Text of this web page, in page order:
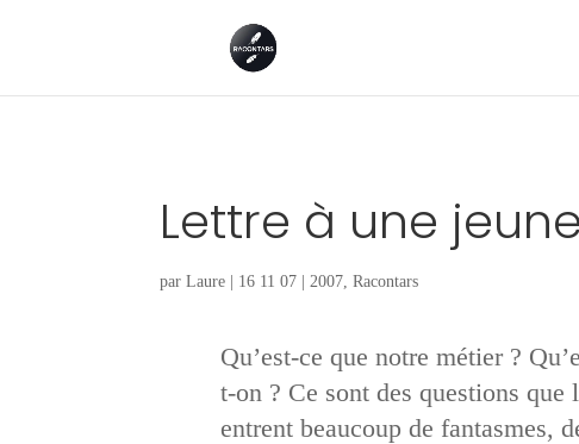
Lettre à une
parLaure | 16 11 07 | 2007 ,Racontars
Qu’est-ce que notre métier ?
t-on ? Ce sont des questions
entrent beaucoup de fantasmes,